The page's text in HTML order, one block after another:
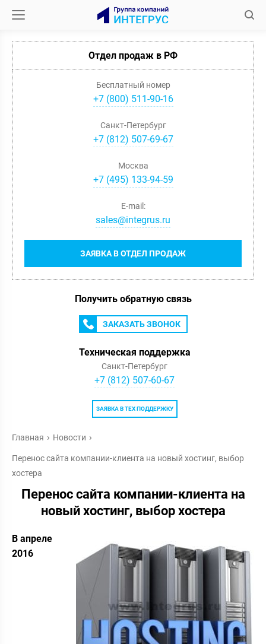
Отдел продаж в РФ
Бесплатный номер
+7 (800) 511-90-16
Санкт-Петербург
+7(812) 507-69-67
Москва
+7(495) 133-94-59
ЗАЯВКА В ОТДЕЛ ПРОДАЖ
E-mail:
sales@integrus.ru
Получить обратную связь
ЗАКАЗАТЬ ЗВОНОК
Техническая поддержка
Санкт-Петербург
+7 (812) 507-60-67
ЗАЯВКА В ТЕХ ПОДДЕРЖКУ
Главная Новости
Перенос сайта компании-клиента на новый хостинг, выбор
хостера
Перенос сайта компании-клиента на
новый хостинг, выбор хостера
В апреле
2016